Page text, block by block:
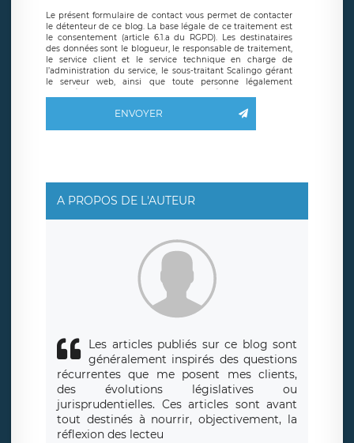
Le présent formulaire de contact vous permet de contacter
le détenteur de ce blog. La base légale de ce traitement est
le consentement (article 6.1.a du RGPD). Les destinataires
des données sont le blogueur, le responsable de traitement,
le service client et le service technique en charge de
l’administration du service, le sous-traitant Scalingo gérant
le serveur web, ainsi que toute personne légalement
autorisée. Le formulaire de contact à destination du
basé en France et offrant des
clauses de protection
limitation du traitement relatif à vos données à caractère
données. Vous pouvez exercer ces droits auprès du délégué
de traitement est la société LÉGAVOX, sis 9 rue Léopold
Sédar Senghor, joignable à l’adresse mail :
responsabledetraitement@legavox.fr. Vous avez également
le droit d’introduire une réclamation auprès d’une autorité
ENVOYER
A PROPOS DE L'AUTEUR
Les articles publiés sur ce blog sont
généralement inspirés des questions
récurrentes que me posent mes clients,
des évolutions législatives ou
jurisprudentielles. Ces articles sont avant
tout destinés à nourrir, objectivement, la
réflexion des lecteu